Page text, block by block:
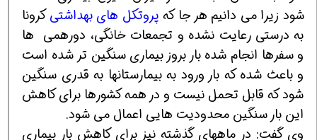
شود زیرا می دانیم هر جا که پروتکل های بهداشتیکرونا
به درستی رعایت نشده و تجمعات خانگی، دورهمی ها
و سفرها انجام شده بار بروز بیماری سنگین تر شده است
و باعث شده که بار ورود به بیمارستانها به قدری سنگین
شود که قابل تحمل نیست و در همه کشورها برای کاهش
این بار سنگین محدودیت هایی اعمال می شود.
وی گفت: در ماههای گذشته نیز برای کاهش بار بیماری